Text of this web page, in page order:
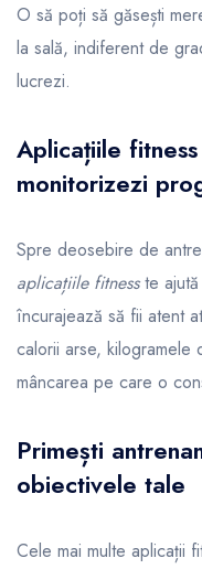
O să poți să găsești
la sală, indiferent de
lucrezi.
Aplicațiile
monitorizezi
Spre deosebire de
aplicațiile fitnesste ajută
încurajează să fii atent
calorii arse, kilogramele
mâncarea pe care o
Primești
obiectivele tale
Cele mai multe aplicații